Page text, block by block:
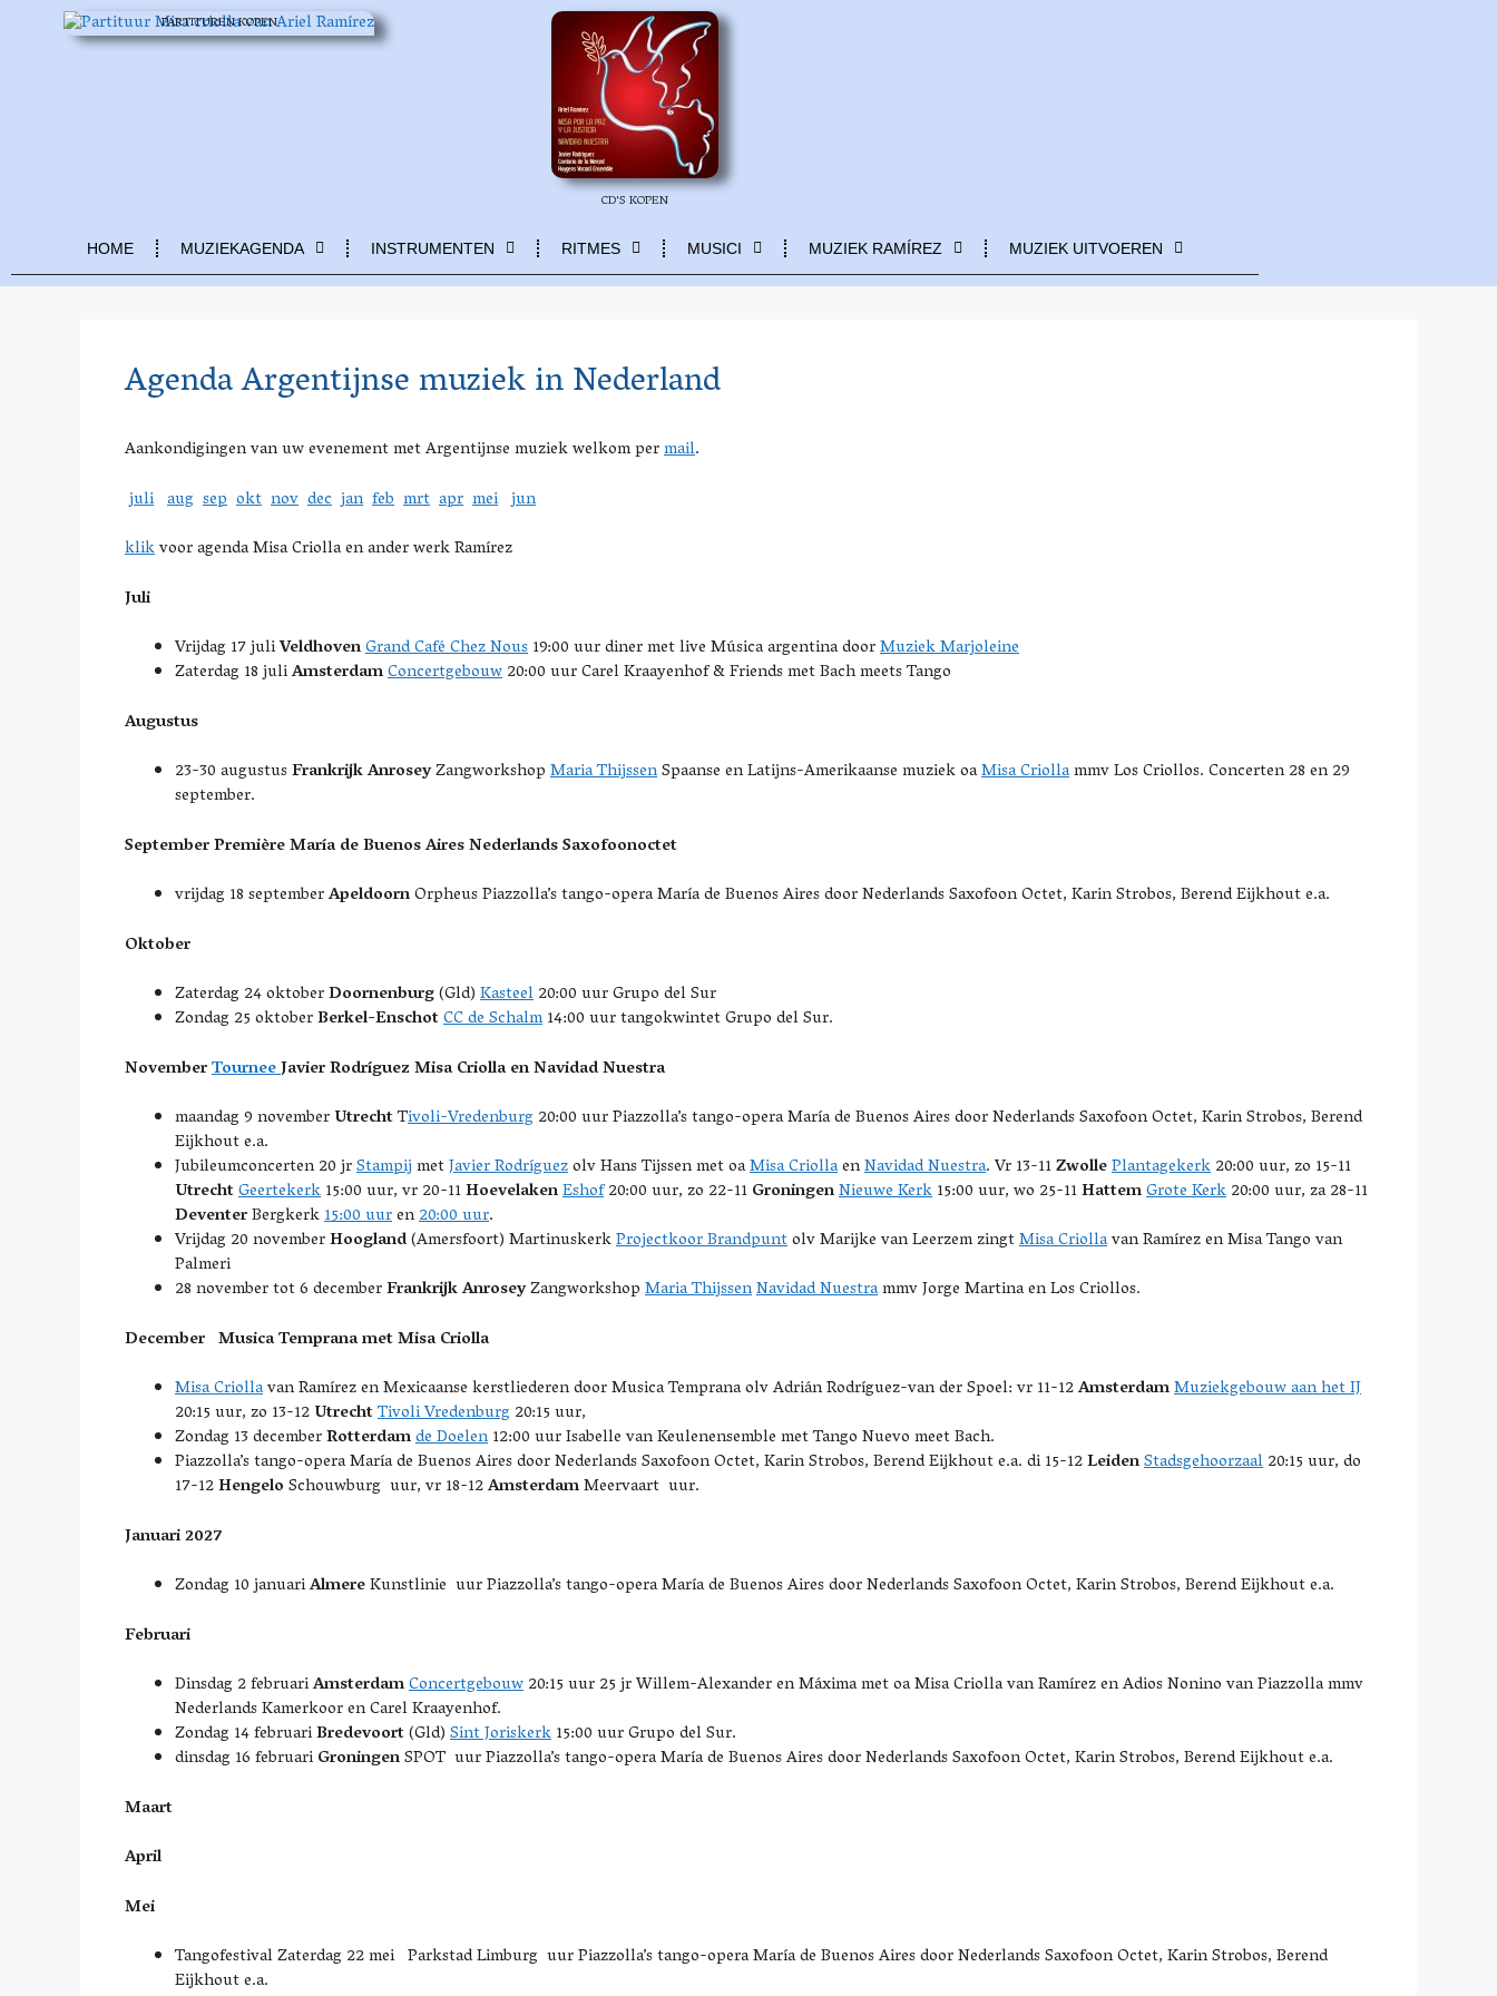
PARTITUREN KOPEN
CD'S KOPEN
HOME MUZIEKAGENDA INSTRUMENTEN RITMES MUSICI MUZIEK RAMÍREZ MUZIEK UITVOEREN
Agenda Argentijnse muziek in Nederland
Aankondigingen van uw evenement met Argentijnse muziek welkom permail.
juli aug sep okt nov dec jan feb mrt apr mei jun
klikvoor agenda Misa Criolla en ander werk Ramírez
Juli
Vrijdag 17 juliVeldhovenGrand Café Chez Nous19:00 uur diner met live Música argentina doorMuziek Marjoleine
Zaterdag 18 juliAmsterdamConcertgebouw20:00 uur Carel Kraayenhof & Friends met Bach meets Tango
Augustus
23-30 augustusFrankrijk AnroseyZangworkshopMaria ThijssenSpaanse en Latijns-Amerikaanse muziek oaMisa Criollammv Los Criollos. Concerten 28 en 29
september.
SeptemberPremière María de Buenos Aires Nederlands Saxofoonoctet
vrijdag 18 septemberApeldoornOrpheus Piazzolla’s tango-opera María de Buenos Aires door Nederlands Saxofoon Octet, Karin Strobos, Berend Eijkhout e.a.
Oktober
Zaterdag 24 oktoberDoornenburg(Gld)Kasteel20:00 uur Grupo del Sur
Zondag 25 oktoberBerkel-EnschotCC de Schalm14:00 uur tangokwintet Grupo del Sur.
NovemberTourneeJavier RodríguezMisa Criolla en Navidad Nuestra
maandag 9 novemberUtrechtTivoli-Vredenburg20:00 uur Piazzolla’s tango-opera María de Buenos Aires door Nederlands Saxofoon Octet, Karin Strobos, Berend
Eijkhout e.a.
Jubileumconcerten 20 jrStampijmetJavier Rodríguezolv Hans Tijssen met oaMisa CriollaenNavidad Nuestra. Vr 13-11ZwollePlantagekerk20:00 uur, zo 15-11
UtrechtGeertekerk15:00 uur, vr 20-11HoevelakenEshof20:00 uur, zo 22-11GroningenNieuwe Kerk15:00 uur, wo 25-11HattemGrote Kerk20:00 uur, za 28-11
DeventerBergkerk15:00 uuren20:00 uur.
Vrijdag 20 novemberHoogland(Amersfoort) MartinuskerkProjectkoor Brandpuntolv Marijke van Leerzem zingtMisa Criollavan Ramírez en Misa Tango van
Palmeri
28 november tot 6 decemberFrankrijk AnroseyZangworkshopMaria ThijssenNavidad Nuestrammv Jorge Martina en Los Criollos.
December Musica Temprana met Misa Criolla
Misa Criollavan Ramírez en Mexicaanse kerstliederen door Musica Temprana olv Adrián Rodríguez-van der Spoel: vr 11-12AmsterdamMuziekgebouw aan het IJ
20:15 uur, zo 13-12UtrechtTivoli Vredenburg20:15 uur,
Zondag 13 decemberRotterdamde Doelen12:00 uur Isabelle van Keulenensemble met Tango Nuevo meet Bach.
Piazzolla’s tango-opera María de Buenos Aires door Nederlands Saxofoon Octet, Karin Strobos, Berend Eijkhout e.a. di 15-12LeidenStadsgehoorzaal20:15 uur, do
17-12HengeloSchouwburg uur, vr 18-12AmsterdamMeervaart uur.
Januari 2027
Zondag 10 januariAlmereKunstlinie uur Piazzolla’s tango-opera María de Buenos Aires door Nederlands Saxofoon Octet, Karin Strobos, Berend Eijkhout e.a.
Februari
Dinsdag 2 februariAmsterdamConcertgebouw20:15 uur 25 jr Willem-Alexander en Máxima met oa Misa Criolla van Ramírez en Adios Nonino van Piazzolla mmv
Nederlands Kamerkoor en Carel Kraayenhof.
Zondag 14 februariBredevoort(Gld)Sint Joriskerk15:00 uur Grupo del Sur.
dinsdag 16 februariGroningenSPOT uur Piazzolla’s tango-opera María de Buenos Aires door Nederlands Saxofoon Octet, Karin Strobos, Berend Eijkhout e.a.
Maart
April
Mei
Tangofestival Zaterdag 22 mei Parkstad Limburg uur Piazzolla’s tango-opera María de Buenos Aires door Nederlands Saxofoon Octet, Karin Strobos, Berend
Eijkhout e.a.